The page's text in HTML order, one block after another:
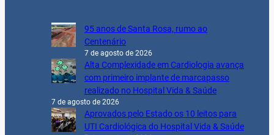
95 anos de Santa Rosa, rumo ao
Centenário
7 de agosto de 2026
Alta Complexidade em Cardiologia avança
com primeiro implante de marcapasso
realizado no Hospital Vida & Saúde
7 de agosto de 2026
Aprovados pelo Estado os 10 leitos para
UTI Cardiológica do Hospital Vida & Saúde